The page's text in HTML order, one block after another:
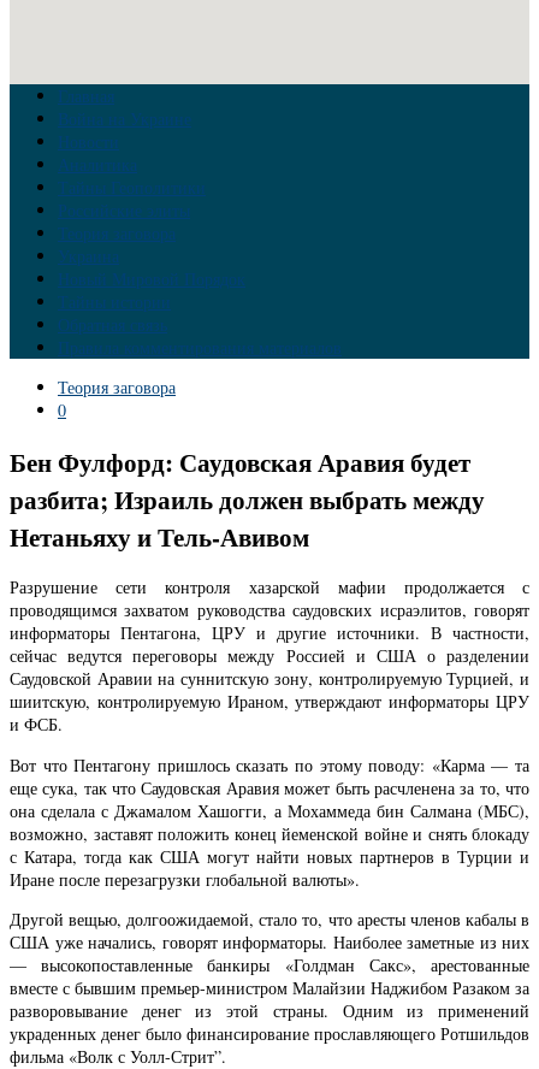
Главная
Война на Украине
Новости
Аналитика
Тайны Геополитики
Российские элиты
Теория заговора
Украина
Новый Мировой Порядок
Тайны истории
Обратная связь
Правила комментирования материалов
Теория заговора
0
Бен Фулфорд: Саудовская Аравия будет
разбита; Израиль должен выбрать между
Нетаньяху и Тель-Авивом
Разрушение сети контроля хазарской мафии продолжается с
проводящимся захватом руководства саудовских исраэлитов, говорят
информаторы Пентагона, ЦРУ и другие источники. В частности,
сейчас ведутся переговоры между Россией и США о разделении
Саудовской Аравии на суннитскую зону, контролируемую Турцией, и
шиитскую, контролируемую Ираном, утверждают информаторы ЦРУ
и ФСБ.
Вот что Пентагону пришлось сказать по этому поводу: «Карма — та
еще сука, так что Саудовская Аравия может быть расчленена за то, что
она сделала с Джамалом Хашогги, а Мохаммеда бин Салмана (МБС),
возможно, заставят положить конец йеменской войне и снять блокаду
с Катара, тогда как США могут найти новых партнеров в Турции и
Иране после перезагрузки глобальной валюты».
Другой вещью, долгоожидаемой, стало то, что аресты членов кабалы в
США уже начались, говорят информаторы. Наиболее заметные из них
— высокопоставленные банкиры «Голдман Сакс», арестованные
вместе с бывшим премьер-министром Малайзии Наджибом Разаком за
разворовывание денег из этой страны. Одним из применений
украденных денег было финансирование прославляющего Ротшильдов
фильма «Волк с Уолл-Стрит”.